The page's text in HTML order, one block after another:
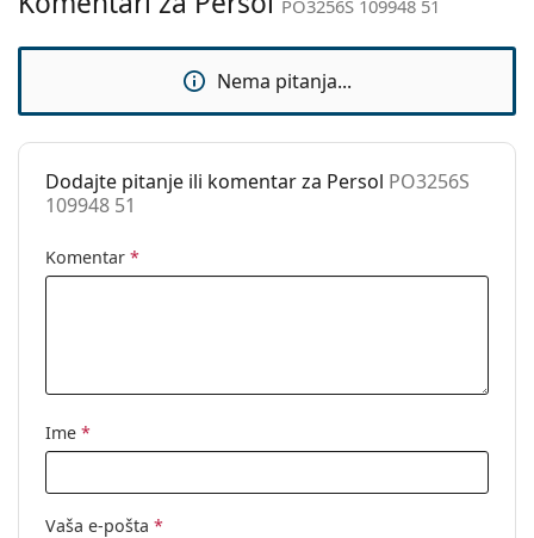
Marka:
Persol
Moda
recept:
PO3256S 109948 51
Nema pitanja...
Dodajte pitanje ili komentar za Persol PO3256S
109948 51
Komentar *
Ime *
Vaša e-pošta *